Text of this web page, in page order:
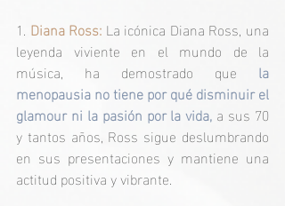
1. Diana Ross: La icónica Diana Ross, una
leyenda viviente en el mundo de la
música, ha demostrado que la
menopausia no tiene por qué disminuir el
glamour ni la pasión por la vida, a sus 70
y tantos años, Ross sigue deslumbrando
en sus presentaciones y mantiene una
actitud positiva y vibrante.